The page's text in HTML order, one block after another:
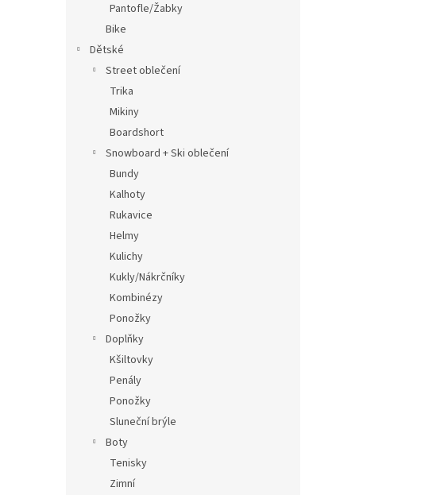
Pantofle/Žabky
Bike
Dětské
Street oblečení
Trika
Mikiny
Boardshort
Snowboard + Ski oblečení
Bundy
Kalhoty
Rukavice
Helmy
Kulichy
Kukly/Nákrčníky
Kombinézy
Ponožky
Doplňky
Kšiltovky
Penály
Ponožky
Sluneční brýle
Boty
Tenisky
Zimní